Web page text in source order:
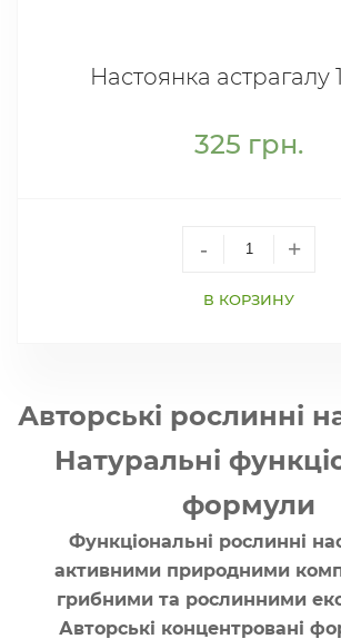
Настоянка астрагалу
325 грн.
- +
В КОРЗИНУ
Авторські рослинні
Натуральні
формули
Функціональні рослинні
активними природними
грибними та рослинними
Авторські концентровані